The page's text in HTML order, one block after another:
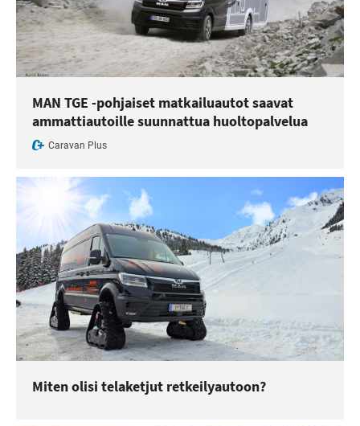
MAN TGE -pohjaiset matkailuautot saavat
ammattiautoille suunnattua huoltopalvelua
Caravan Plus
Miten olisi telaketjut retkeilyautoon?